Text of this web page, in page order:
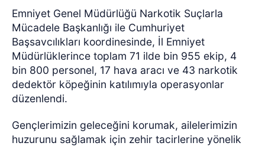
Emniyet Genel Müdürlüğü Narkotik Suçlarla
Mücadele Başkanlığı ile Cumhuriyet
Başsavcılıkları koordinesinde, İl Emniyet
Müdürlüklerince toplam 71 ilde bin 955 ekip, 4
bin 800 personel, 17 hava aracı ve 43 narkotik
dedektör köpeğinin katılımıyla operasyonlar
düzenlendi.
Gençlerimizin geleceğini korumak, ailelerimizin
huzurunu sağlamak için zehir tacirlerine yönelik